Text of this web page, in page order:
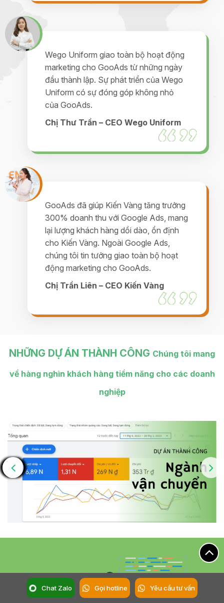
Wego Uniform giao toàn bộ hoạt động
marketing cho GooAds từ những ngày
đầu thành lập. Sự phát triển của Wego
Uniform có sự đóng góp không nhỏ
của GooAds.
Chị Thư Trần – CEO Wego Uniform
GooAds đã giúp Kiến Vàng tăng trưởng
300% doanh thu với Google Ads, mang
lại lượng khách hàng dồi dào, ổn định
cho Kiến Vàng. Ngoài Google Ads,
chúng tôi tin tưởng giao toàn bộ hoạt
động marketing cho GooAds.
Chị Trần Liên – CEO Kiến Vàng
NHỮNG DỰ ÁN THÀNH CÔNG Chúng tôi mang
về hàng nghìn khách hàng tiềm năng cho các doanh
nghiệp
Chat Zalo Gọi hotline Yêu cầu tư vấn